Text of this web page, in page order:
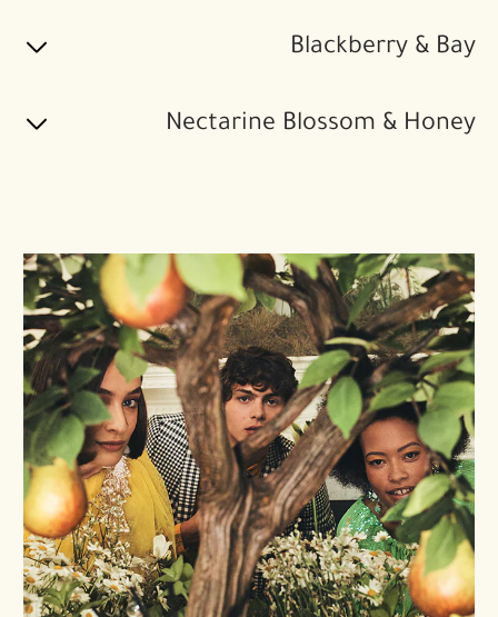
Blackberry & Bay
Nectarine Blossom & Honey